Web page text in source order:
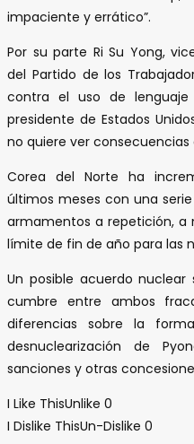
impaciente y errático”.
Por su parte Ri Su Yong,
del Partido de los
contra el uso de lenguaje
presidente de Estados
no quiere ver consecuencias
Corea del Norte ha
últimos meses con una
armamentos a repetición,
límite de fin de año para las
Un posible acuerdo
cumbre entre ambos
diferencias sobre la
desnuclearización de
sanciones y otras
I Like ThisUnlike 0
I Dislike ThisUn-Dislike 0